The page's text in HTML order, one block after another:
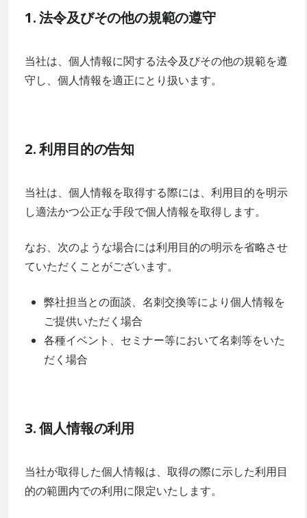
1. 法令及びその他の規範の遵守
当社は、個人情報に関する法令及びその他の規範を遵
守し、個人情報を適正にとり扱います。
2. 利用目的の告知
当社は、個人情報を取得する際には、利用目的を明示
し適法かつ公正な手段で個人情報を取得します。
なお、次のような場合には利用目的の明示を省略させ
ていただくことがございます。
弊社担当との面談、名刺交換等により個人情報を
ご提供いただく場合
各種イベント、セミナー等において名刺等をいた
だく場合
3. 個人情報の利用
当社が取得した個人情報は、取得の際に示した利用目
的の範囲内での利用に限定いたします。